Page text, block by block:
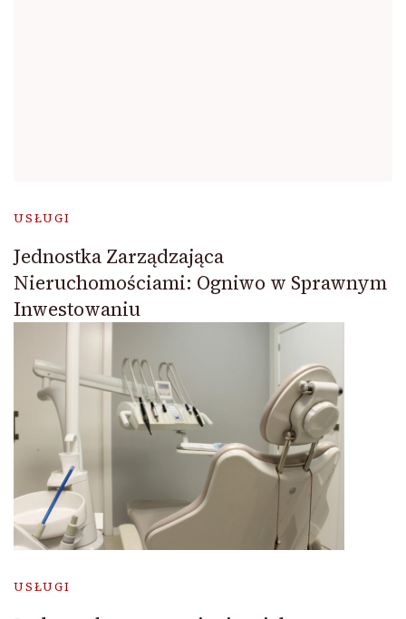
USŁUGI
Jednostka Zarządzająca
Nieruchomościami: Ogniwo w Sprawnym
Inwestowaniu
USŁUGI